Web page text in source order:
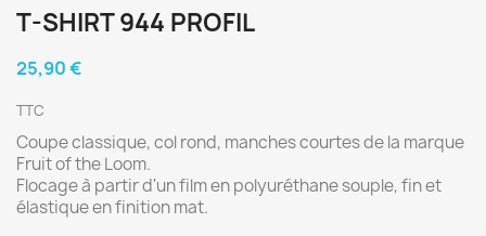
T-SHIRT 944 PROFIL
25,90 €
TTC
Coupe classique, col rond, manches courtes de la marque
Fruit of the Loom.
Flocage à partir d'un film en polyuréthane souple, fin et
élastique en finition mat.